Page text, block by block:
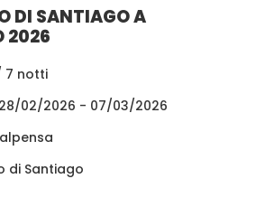
DI SANTIAGO A
2026
7 notti
02/2026 - 07/03/2026
di Santiago